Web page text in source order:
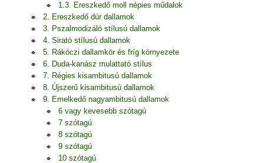
1.3. Ereszkedő moll népies műdalok
2. Ereszkedő dúr dallamok
3. Pszalmodizáló stílusú dallamok
4. Sirató stílusú dallamok
5. Rákóczi dallamkör és fríg környezete
6. Duda-kanász mulattató stílus
7. Régies kisambitusú dallamok
8. Újszerű kisambitusú dallamok
9. Emelkedő nagyambitusú dallamok
6 vagy kevesebb szótagú
7 szótagú
8 szótagú
9 szótagú
10 szótagú